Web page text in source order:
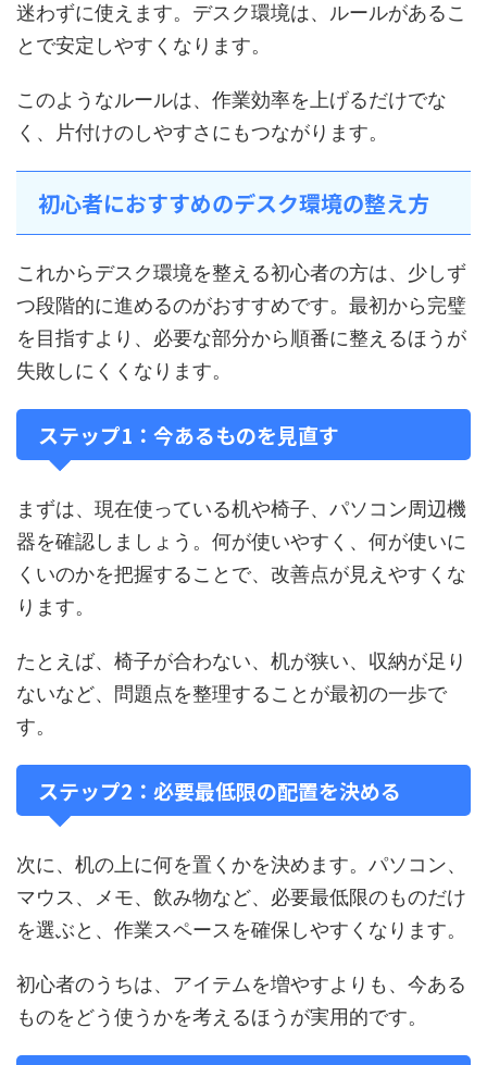
迷わずに使えます。デスク環境は、ルールがあるこ
とで安定しやすくなります。
このようなルールは、作業効率を上げるだけでな
く、片付けのしやすさにもつながります。
初心者におすすめのデスク環境の整え方
これからデスク環境を整える初心者の方は、少しず
つ段階的に進めるのがおすすめです。最初から完璧
を目指すより、必要な部分から順番に整えるほうが
失敗しにくくなります。
ステップ1：今あるものを見直す
まずは、現在使っている机や椅子、パソコン周辺機
器を確認しましょう。何が使いやすく、何が使いに
くいのかを把握することで、改善点が見えやすくな
ります。
たとえば、椅子が合わない、机が狭い、収納が足り
ないなど、問題点を整理することが最初の一歩で
す。
ステップ2：必要最低限の配置を決める
次に、机の上に何を置くかを決めます。パソコン、
マウス、メモ、飲み物など、必要最低限のものだけ
を選ぶと、作業スペースを確保しやすくなります。
初心者のうちは、アイテムを増やすよりも、今ある
ものをどう使うかを考えるほうが実用的です。